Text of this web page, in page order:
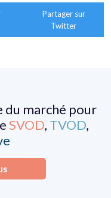
Partager sur
Twitter
du marché pour
SVOD, TVOD,